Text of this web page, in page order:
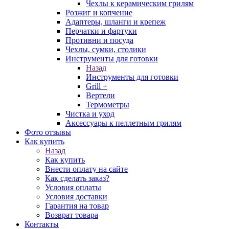
Чехлы к керамическим грилям
Розжиг и копчение
Адаптеры, шланги и крепеж
Перчатки и фартуки
Противни и посуда
Чехлы, сумки, столики
Инструменты для готовки
Назад
Инструменты для готовки
Grill +
Вертели
Термометры
Чистка и уход
Аксессуары к пеллетным грилям
Фото отзывы
Как купить
Назад
Как купить
Внести оплату на сайте
Как сделать заказ?
Условия оплаты
Условия доставки
Гарантия на товар
Возврат товара
Контакты